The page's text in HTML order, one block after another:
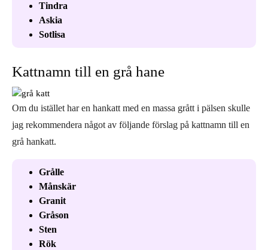
Tindra
Askia
Sotlisa
Kattnamn till en grå hane
Om du istället har en hankatt med en massa grått i pälsen skulle
jag rekommendera något av följande förslag på kattnamn till en
grå hankatt.
Grålle
Månskär
Granit
Gråson
Sten
Rök